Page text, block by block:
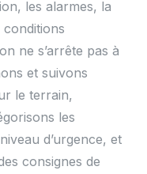
les alarmes, la
conditions
ne s’arrête pas à
et suivons
le terrain,
les
d’urgence, et
consignes de